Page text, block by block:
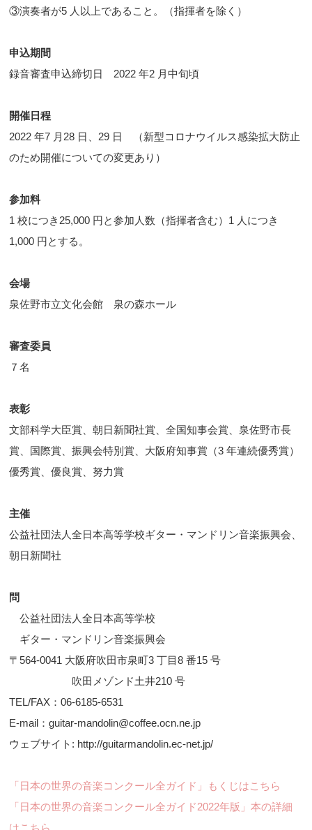
③演奏者が5 人以上であること。（指揮者を除く）
申込期間
録音審査申込締切日 2022 年2 月中旬頃
開催日程
2022 年7 月28 日、29 日 （新型コロナウイルス感染拡大防止
のため開催についての変更あり）
参加料
1 校につき25,000 円と参加人数（指揮者含む）1 人につき
1,000 円とする。
会場
泉佐野市立文化会館 泉の森ホール
審査委員
７名
表彰
文部科学大臣賞、朝日新聞社賞、全国知事会賞、泉佐野市長
賞、国際賞、振興会特別賞、大阪府知事賞（3 年連続優秀賞）
優秀賞、優良賞、努力賞
主催
公益社団法人全日本高等学校ギター・マンドリン音楽振興会、
朝日新聞社
問
公益社団法人全日本高等学校
ギター・マンドリン音楽振興会
〒564-0041 大阪府吹田市泉町3 丁目8 番15 号
吹田メゾンド土井210 号
TEL/FAX：06-6185-6531
E-mail：guitar-mandolin@coffee.ocn.ne.jp
ウェブサイト: http://guitarmandolin.ec-net.jp/
「日本の世界の音楽コンクール全ガイド」もくじはこちら
「日本の世界の音楽コンクール全ガイド2022年版」本の詳細